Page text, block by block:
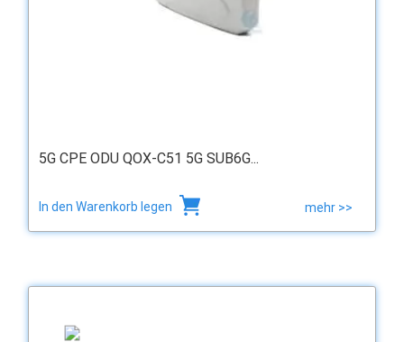
5G CPE ODU QOX-C51 5G SUB6G...
In den Warenkorb legen mehr >>